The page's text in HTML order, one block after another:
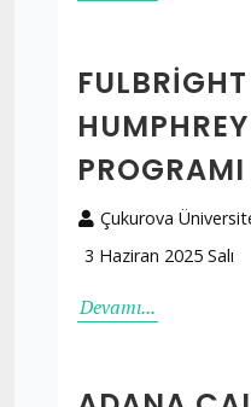
PROGRAMI
Çukurova
3 Haziran 2025 Salı
Devamı...